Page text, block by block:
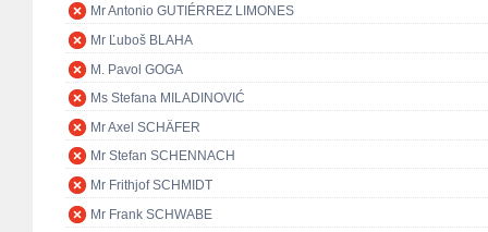
Mr Antonio GUTIÉRREZ LIMONES
Mr Ľuboš BLAHA
M. Pavol GOGA
Ms Stefana MILADINOVIĆ
Mr Axel SCHÄFER
Mr Stefan SCHENNACH
Mr Frithjof SCHMIDT
Mr Frank SCHWABE